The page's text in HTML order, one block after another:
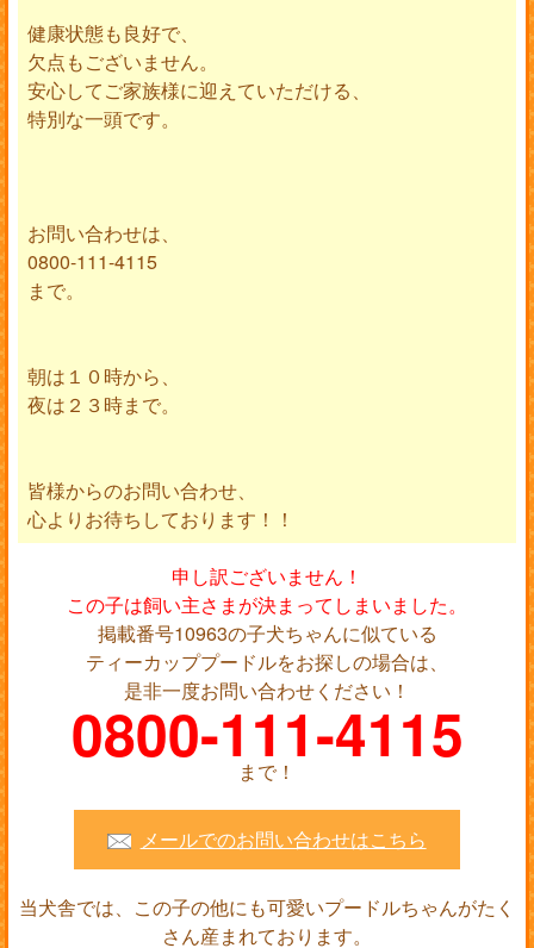
健康状態も良好で、
欠点もございません。
安心してご家族様に迎えていただける、
特別な一頭です。
お問い合わせは、
0800-111-4115
まで。
朝は１０時から、
夜は２３時まで。
皆様からのお問い合わせ、
心よりお待ちしております！！
申し訳ございません！
この子は飼い主さまが決まってしまいました。
掲載番号10963の子犬ちゃんに似ている
ティーカッププードルをお探しの場合は、
是非一度お問い合わせください！
0800-111-4115
まで！
メールでのお問い合わせはこちら
当犬舎では、この子の他にも可愛いプードルちゃんがたく
さん産まれております。